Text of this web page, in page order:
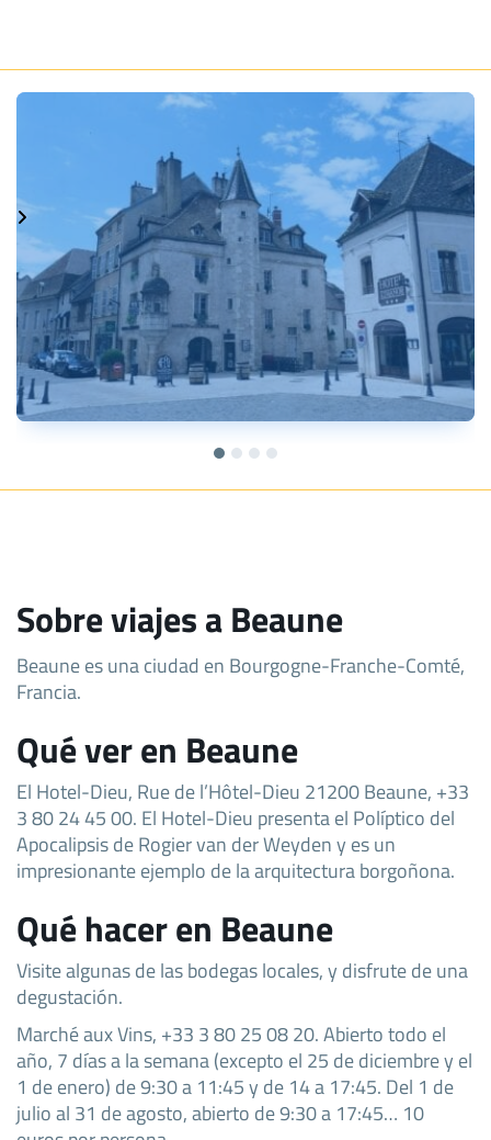
Sobre viajes a Beaune
Beaune es una ciudad en Bourgogne-Franche-Comté,
Francia.
Qué ver en Beaune
El Hotel-Dieu, Rue de l’Hôtel-Dieu 21200 Beaune, +33
3 80 24 45 00. El Hotel-Dieu presenta el Políptico del
Apocalipsis de Rogier van der Weyden y es un
impresionante ejemplo de la arquitectura borgoñona.
Qué hacer en Beaune
Visite algunas de las bodegas locales, y disfrute de una
degustación.
Marché aux Vins, +33 3 80 25 08 20. Abierto todo el
año, 7 días a la semana (excepto el 25 de diciembre y el
1 de enero) de 9:30 a 11:45 y de 14 a 17:45. Del 1 de
julio al 31 de agosto, abierto de 9:30 a 17:45… 10